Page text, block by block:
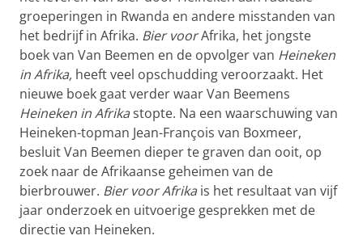
groeperingen in Rwanda en andere misstanden van
het bedrijf in Afrika. Bier voorAfrika, het jongste
boek van Van Beemen en de opvolger van Heineken
in Afrika, heeft veel opschudding veroorzaakt. Het
nieuwe boek gaat verder waar Van Beemens
Heineken in Afrikastopte. Na een waarschuwing van
Heineken-topman Jean-François van Boxmeer,
besluit Van Beemen dieper te graven dan ooit, op
zoek naar de Afrikaanse geheimen van de
bierbrouwer. Bier voor Afrika is het resultaat van vijf
jaar onderzoek en uitvoerige gesprekken met de
directie van Heineken.